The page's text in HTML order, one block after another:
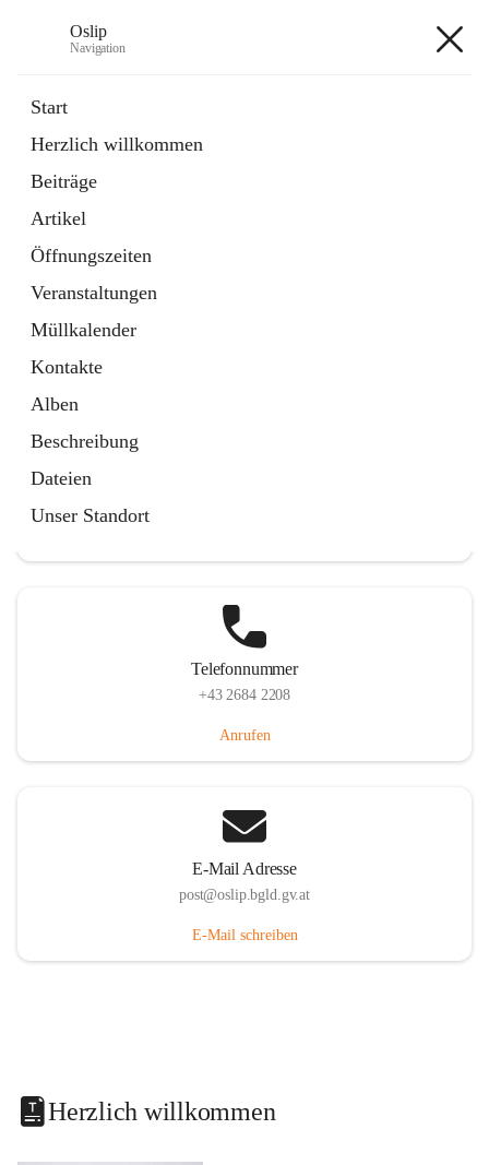
Oslip
Navigation
Start
Herzlich willkommen
Beiträge
Artikel
Öffnungszeiten
Veranstaltungen
Müllkalender
Kontakte
Alben
Beschreibung
Dateien
Unser Standort
Externe Webseite
in
Tab
Bundeskanzleramt Österreich
Externe Webseite
öffnet
in
neuem
Tab
Telefonnummer
+43 2684 2208
Anrufen
E-Mail Adresse
post@oslip.bgld.gv.at
E-Mail schreiben
Herzlich willkommen